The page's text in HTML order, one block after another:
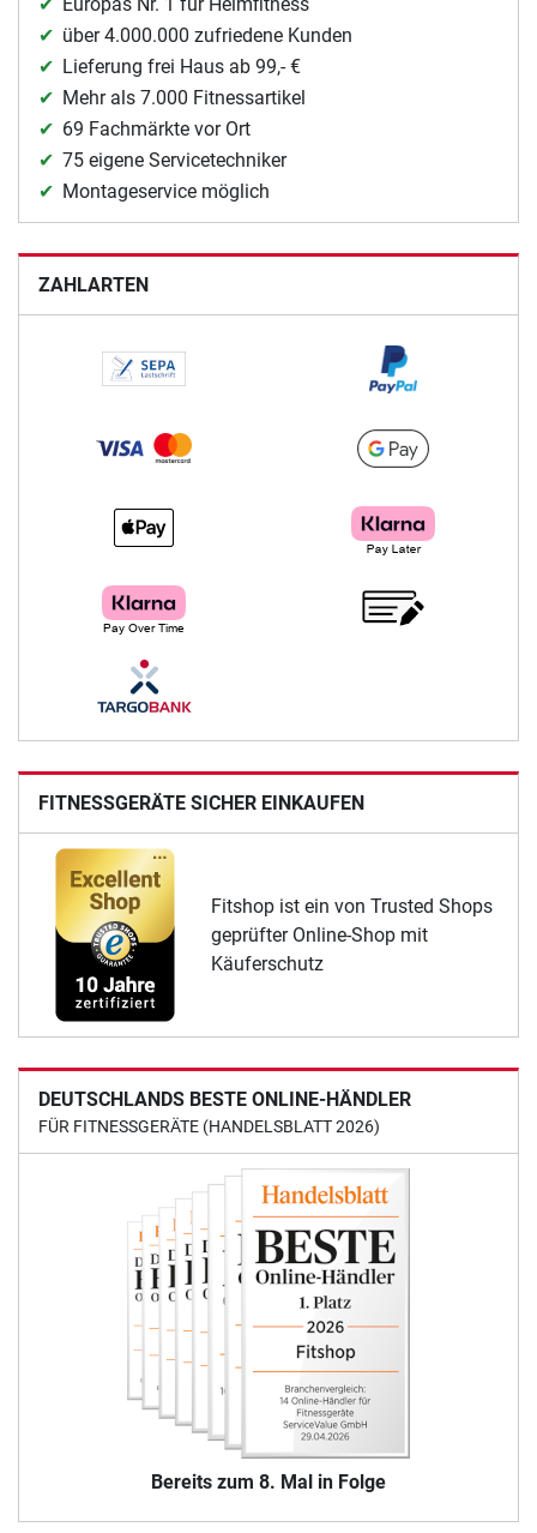
Europas Nr. 1 für Heimfitness
über 4.000.000 zufriedene Kunden
Lieferung frei Haus ab 99,- €
Mehr als 7.000 Fitnessartikel
69 Fachmärkte vor Ort
75 eigene Servicetechniker
Montageservice möglich
ZAHLARTEN
FITNESSGERÄTE SICHER EINKAUFEN
Fitshop ist ein von Trusted Shops
geprüfter Online-Shop mit
Käuferschutz
DEUTSCHLANDS BESTE ONLINE-HÄNDLER
FÜR FITNESSGERÄTE (HANDELSBLATT 2026)
Bereits zum 8. Mal in Folge